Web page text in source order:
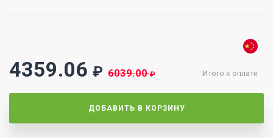
Итого к оплате
4359.06 ₽ 6039.00₽
ДОБАВИТЬ В КОРЗИНУ